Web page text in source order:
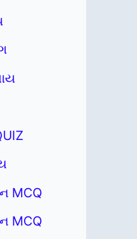
MCQ
MCQ